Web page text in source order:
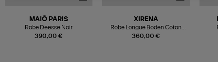
390,00 €
MAIÔ PARIS
Robe Deesse Noir
360,00 €
XIRENA
Robe Longue Boden Coton
Noir